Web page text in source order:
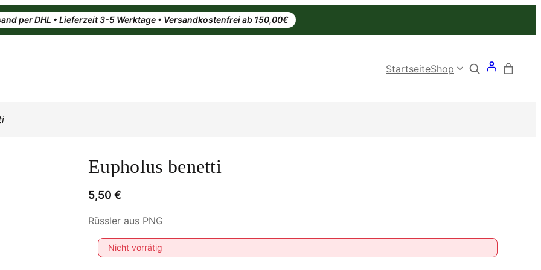
per DHL • Lieferzeit 3-5 Werktage • Versandkostenfrei ab 150,00€
StartseiteShop Search
Eupholus benetti
5,50 €
Rüssler aus PNG
Nicht vorrätig